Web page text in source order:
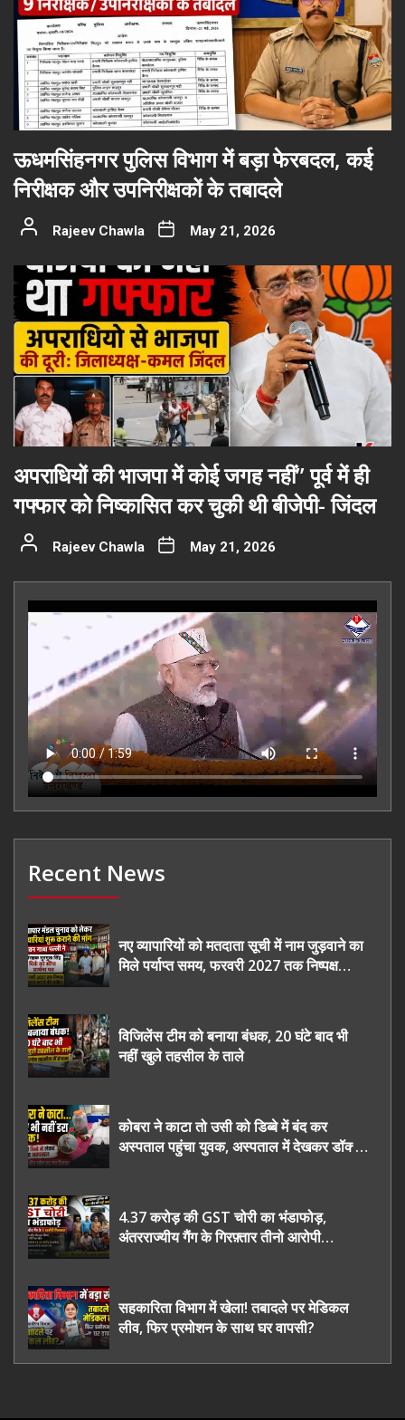
ऊधमसिंहनगर पुलिस विभाग में बड़ा फेरबदल, कई
निरीक्षक और उपनिरीक्षकों के तबादले
Rajeev Chawla May 21, 2026
अपराधियों की भाजपा में कोई जगह नहीं” पूर्व में ही
गफ्फार को निष्कासित कर चुकी थी बीजेपी- जिंदल
Rajeev Chawla May 21, 2026
Recent News
नए व्यापारियों को मतदाता सूची में नाम जुड़वाने का
मिले पर्याप्त समय, फरवरी 2027 तक निष्पक्ष
विजिलेंस टीम को बनाया बंधक, 20 घंटे बाद भी
नहीं खुले तहसील के ताले
कोबरा ने काटा तो उसी को डिब्बे में बंद कर
अस्पताल पहुंचा युवक, अस्पताल में देखकर डॉक्टर
4.37 करोड़ की GST चोरी का भंडाफोड़,
अंतरराज्यीय गैंग के गिरफ़्तार तीनो आरोपी
सहकारिता विभाग में खेला! तबादले पर मेडिकल
लीव, फिर प्रमोशन के साथ घर वापसी?